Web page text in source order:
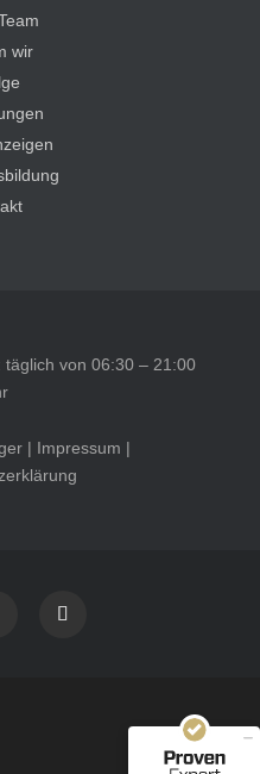
wir
von 06:30 – 21:00
| Impressum |
40